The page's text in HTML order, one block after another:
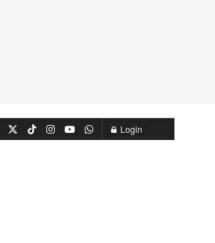
Login